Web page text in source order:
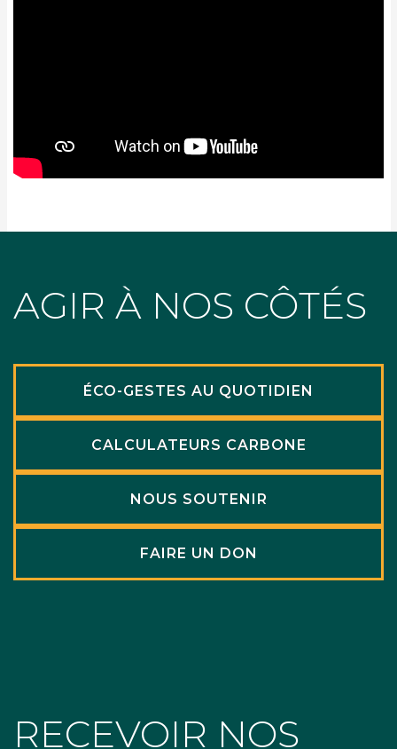
AGIR À NOS CÔTÉS
ÉCO-GESTES AU QUOTIDIEN
CALCULATEURS CARBONE
NOUS SOUTENIR
FAIRE UN DON
RECEVOIR NOS